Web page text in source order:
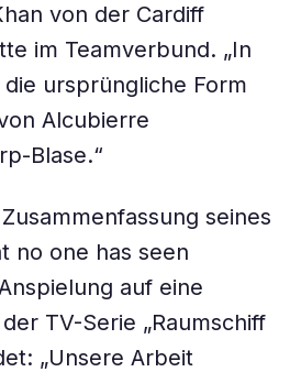
von der Cardiff
im Teamverbund. „In
ursprüngliche Form
Alcubierre
Blase.“
seines
no one has seen
auf eine
TV-Serie „Raumschiff
„Unsere Arbeit